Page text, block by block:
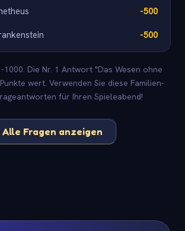
-500
-500
1000. Die Nr. 1 Antwort "Das Wesen ohne
wert. Verwenden Sie diese Familien-
für Ihren Spieleabend!
Alle Fragen anzeigen